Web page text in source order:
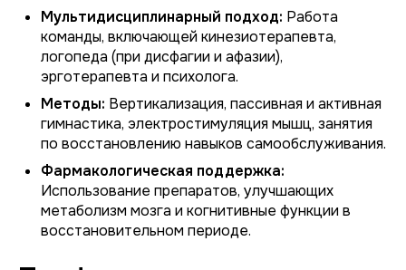
Мультидисциплинарный подход: Работа
команды, включающей кинезиотерапевта,
логопеда (при дисфагии и афазии),
эрготерапевта и психолога.
Методы: Вертикализация, пассивная и активная
гимнастика, электростимуляция мышц, занятия
по восстановлению навыков самообслуживания.
Фармакологическая поддержка:
Использование препаратов, улучшающих
метаболизм мозга и когнитивные функции в
восстановительном периоде.